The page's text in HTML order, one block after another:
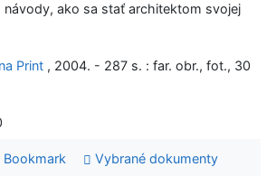
návody, ako sa stať architektom svojej
Print , 2004. - 287 s. : far. obr., fot., 30
Bookmark Vybrané dokumenty